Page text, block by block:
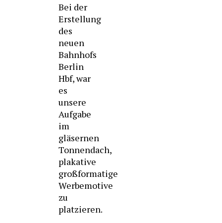
Bei der
Erstellung
des
neuen
Bahnhofs
Berlin
Hbf, war
es
unsere
Aufgabe
im
gläsernen
Tonnendach,
plakative
großformatige
Werbemotive
zu
platzieren.